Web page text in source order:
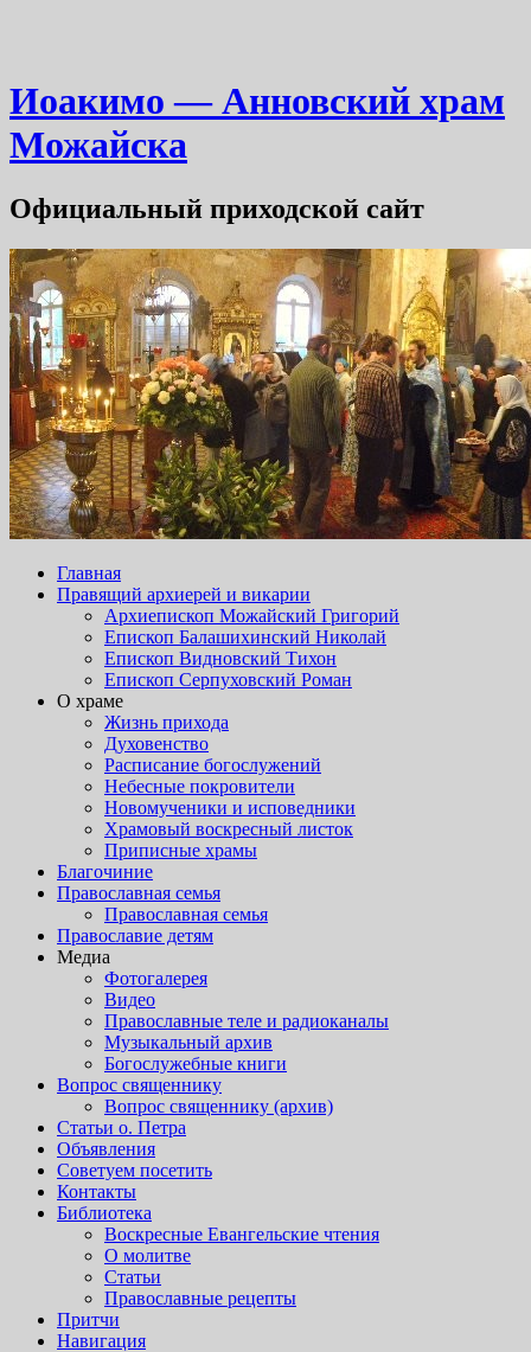
Иоакимо — Анновский храм
Можайска
Официальный приходской сайт
Главная
Правящий архиерей и викарии
Архиепископ Можайский Григорий
Епископ Балашихинский Николай
Епископ Видновский Тихон
Епископ Серпуховский Роман
О храме
Жизнь прихода
Духовенство
Расписание богослужений
Небесные покровители
Новомученики и исповедники
Храмовый воскресный листок
Приписные храмы
Благочиние
Православная семья
Православная семья
Православие детям
Медиа
Фотогалерея
Видео
Православные теле и радиоканалы
Музыкальный архив
Богослужебные книги
Вопрос священнику
Вопрос священнику (архив)
Статьи о. Петра
Объявления
Советуем посетить
Контакты
Библиотека
Воскресные Евангельские чтения
О молитве
Статьи
Православные рецепты
Притчи
Навигация